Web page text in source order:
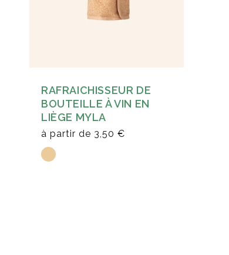
RAFRAICHISSEUR DE
BOUTEILLE À VIN EN
LIÈGE MYLA
à partir de 3,50 €